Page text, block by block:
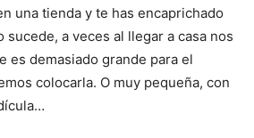
una tienda y te has encaprichado
sucede, a veces al llegar a casa nos
es demasiado grande para el
colocarla. O muy pequeña, con